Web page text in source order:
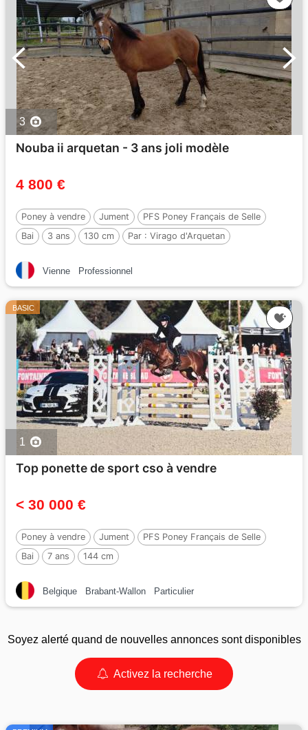
3
Nouba ii arquetan - 3 ans joli modèle
4 800 €
Poney à vendre Jument
PFS Poney Français de Selle
Bai
3 ans 130 cm Par : Virago d'Arquetan
Vienne Professionnel
BASIC
1
Top ponette de sport cso à vendre
< 30 000 €
Poney à vendre Jument
PFS Poney Français de Selle
Bai
7 ans 144 cm
Belgique Brabant-Wallon Particulier
Soyez alerté quand de nouvelles annonces sont disponibles
Activez la recherche